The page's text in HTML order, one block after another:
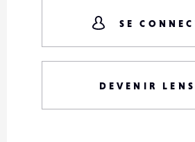
SE
DEVENIR